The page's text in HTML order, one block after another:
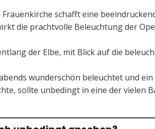
schafft eine
die prachtvolle Beleuchtung der
der Elbe, mit Blick auf die
wunderschön beleuchtet und ein
sollte unbedingt in eine der vielen